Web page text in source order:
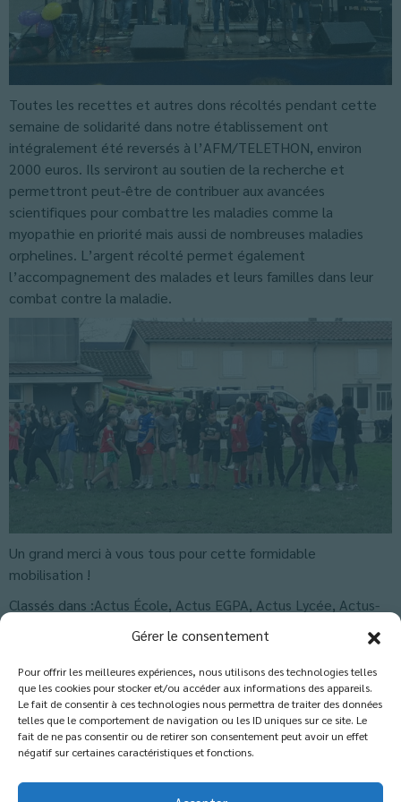
Gérer le consentement
Pour offrir les meilleures expériences, nous utilisons des technologies telles
que les cookies pour stocker et/ou accéder aux informations des appareils.
Le fait de consentir à ces technologies nous permettra de traiter des données
telles que le comportement de navigation ou les ID uniques sur ce site. Le
fait de ne pas consentir ou de retirer son consentement peut avoir un effet
négatif sur certaines caractéristiques et fonctions.
Toutes les recettes et autres dons récoltés pendant cette
semaine de solidarité dans notre établissement ont
intégralement été reversés à l’AFM/TELETHON, environ
2000 euros. Ils serviront au soutien de la recherche et
permettront peut-être de contribuer aux avancées
scientifiques pour combattre les maladies comme la
myopathie en priorité mais aussi de nombreuses maladies
orphelines. L’argent récolté permet également
l’accompagnement des malades et leurs familles dans leur
combat contre la maladie.
Un grand merci à vous tous pour cette formidable
mobilisation !
Classés dans :Actus École, Actus EGPA, Actus Lycée, Actus-
Les commentaires sont fermés.